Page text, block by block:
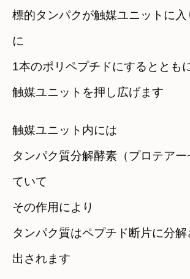
標的タンパクが触媒ユニットに入
に
1本のポリペプチドにするととも
触媒ユニットを押し広げます
触媒ユニット内には
タンパク質分解酵素（プロテアー
ていて
その作用により
タンパク質はペプチド断片に分
出されます